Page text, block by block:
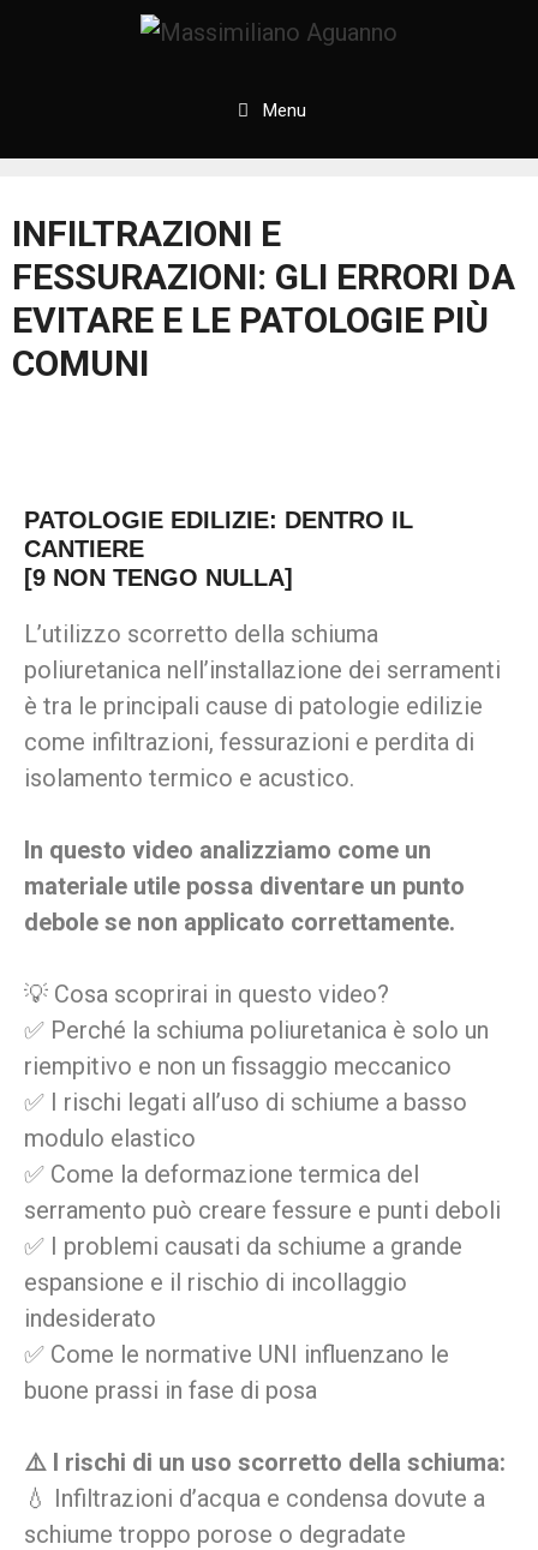
Menu
INFILTRAZIONI E
FESSURAZIONI: GLI ERRORI DA
EVITARE E LE PATOLOGIE PIÙ
COMUNI
PATOLOGIE EDILIZIE: DENTRO IL
CANTIERE
[9 NON TENGO NULLA]
L’utilizzo scorretto della schiuma
poliuretanica nell’installazione dei serramenti
è tra le principali cause di patologie edilizie
come infiltrazioni, fessurazioni e perdita di
isolamento termico e acustico.
In questo video analizziamo come un
materiale utile possa diventare un punto
debole se non applicato correttamente.
💡 Cosa scoprirai in questo video?
✅ Perché la schiuma poliuretanica è solo un
riempitivo e non un fissaggio meccanico
✅ I rischi legati all’uso di schiume a basso
modulo elastico
✅ Come la deformazione termica del
serramento può creare fessure e punti deboli
✅ I problemi causati da schiume a grande
espansione e il rischio di incollaggio
indesiderato
✅ Come le normative UNI influenzano le
buone prassi in fase di posa
⚠️ I rischi di un uso scorretto della schiuma:
💧 Infiltrazioni d’acqua e condensa dovute a
schiume troppo porose o degradate